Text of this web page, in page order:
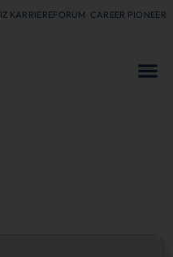
IZ KARRIEREFORUM CAREER PIONEER